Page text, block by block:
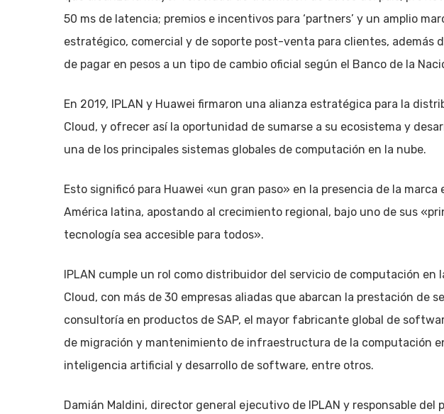
50 ms de latencia; premios e incentivos para ‘partners’ y un amplio
estratégico, comercial y de soporte post-venta para clientes, además
de pagar en pesos a un tipo de cambio oficial según el Banco de la
En 2019, IPLAN y Huawei firmaron una alianza estratégica para la
Cloud, y ofrecer así la oportunidad de sumarse a su ecosistema y
una de los principales sistemas globales de computación en la nube.
Esto significó para Huawei «un gran paso» en la presencia de la
América latina, apostando al crecimiento regional, bajo uno de sus
tecnología sea accesible para todos».
IPLAN cumple un rol como distribuidor del servicio de computación en
Cloud, con más de 30 empresas aliadas que abarcan la prestación de
consultoría en productos de SAP, el mayor fabricante global de
de migración y mantenimiento de infraestructura de la computación
inteligencia artificial y desarrollo de software, entre otros.
Damián Maldini, director general ejecutivo de IPLAN y responsable del